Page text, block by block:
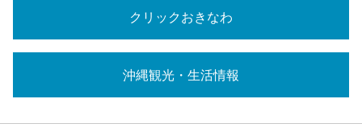
クリックおきなわ
沖縄観光・生活情報